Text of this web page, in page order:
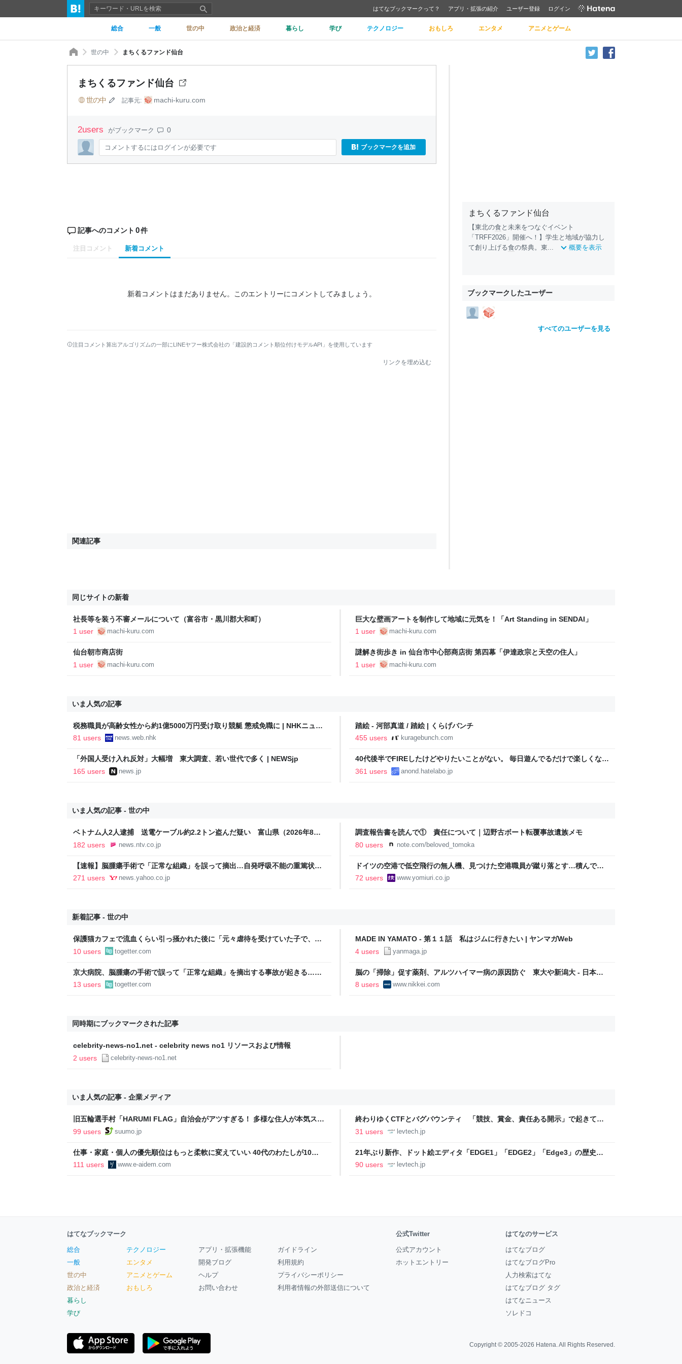
はてなブックマークって？ アプリ・拡張の紹介 ユーザー登録 ログイン
総合 一般 世の中 政治と経済 暮らし 学び テクノロジー おもしろ エンタメ アニメとゲーム
世の中 まちくるファンド仙台
まちくるファンド仙台
世の中 記事元: machi-kuru.com
2users がブックマーク 0
コメントするにはログインが必要です ブックマークを追加
記事へのコメント 0件
注目コメント 新着コメント
新着コメントはまだありません。 このエントリーにコメントしてみましょう。
注目コメント算出アルゴリズムの一部にLINEヤフー株式会社の「建設的コメント順位付けモデルAPI」を使用しています
リンクを埋め込む
関連記事
まちくるファンド仙台
【東北の食 と未来をつなぐイベント
「TRFF2026」開催へ！】学生と地域が協力し
て創り上げる食の祭典。東... 概要を表示
ブックマークしたユーザー
すべてのユーザーを見る
同じサイトの新着
社長等を装う不審メールについて（富谷市・黒川郡大和町）
1 user
machi-kuru.com
巨大な壁画アートを制作して地域に元気を！「Art Standing in SENDAI」
1 user
machi-kuru.com
仙台朝市商店街
1 user
machi-kuru.com
謎解き街歩き in 仙台市中心部商店街 第四幕「伊達政宗と天空の住人」
1 user
machi-kuru.com
いま人気の記事
税務職員が高齢女性から約1億5000万円受け取り競艇 懲戒免職に | NHKニュー
ス
81 users news.web.nhk
踏絵 - 河部真道 / 踏絵 | くらげバンチ
455 users
kuragebunch.com
「外国人受け入れ反対」大幅増 東大調査、若い世代で多く | NEWSjp
165 users
news.jp
40代後半でFIREしたけどやりたいことがない。 毎日遊んでるだけで楽しくな
い..
361 users anond.hatelabo.jp
いま人気の記事 - 世の中
ベトナム人2人逮捕 送電ケーブル約2.2トン盗んだ疑い 富山県（2026年8月7
日掲載）｜KNB NEWS NNN
182 users news.ntv.co.jp
調査報告書を読んで① 責任について｜辺野古ボート転覆事故遺族メモ
80 users
note.com/beloved_tomoka
【速報】脳腫瘍手術で「正常な組織」を誤って摘出…自発呼吸不能の重篤状態
に 「腫瘍でない」結果出ても“勘違い”で摘出継続 通常の生活送っていた患
271 users news.yahoo.co.jp
ドイツの空港で低空飛行の無人機、見つけた空港職員が蹴り落とす…積んでい
たのは高性能プラスチック爆弾
72 users www.yomiuri.co.jp
新着記事 - 世の中
保護猫カフェで流血くらい引っ掻かれた後に「元々虐待を受けていた子で、過
去にもお客さんに怪我させたことがあった」と説明された→カフェと投稿者の
10 users togetter.com
MADE IN YAMATO - 第１１話 私はジムに行きたい | ヤンマガWeb
4 users
yanmaga.jp
京大病院、脳腫瘍の手術で誤って「正常な組織」を摘出する事故が起きる…患
者は自発呼吸ができず、手足が動かない状態に「『脳外科医 竹田くん』かよ」
13 users togetter.com
脳の「掃除」促す薬剤、アルツハイマー病の原因防ぐ 東大や新潟大 - 日本経
済新聞
8 users www.nikkei.com
同時期にブックマークされた記事
celebrity-news-no1.net - celebrity news no1 リソースおよび情報
2 users
celebrity-news-no1.net
いま人気の記事 - 企業メディア
旧五輪選手村「HARUMI FLAG」自治会がアツすぎる！ 多様な住人が本気スキ
ルで挑む、盆踊り2万人集客や交通改善など“街の価値向上”戦略 東京・中央
99 users suumo.jp
終わりゆくCTFとバグバウンティ 「競技、賞金、責任ある開示」で起きてい
ること【フォーカス】 - レバテックLAB
31 users levtech.jp
仕事・家庭・個人の優先順位はもっと柔軟に変えていい 40代のわたしが10年
後の自分に伝えたいこと - りっすん by イーアイデム
111 users www.e-aidem.com
21年ぶり新作、ドット絵エディタ「EDGE1」「EDGE2」「Edge3」の歴史に
ついて作者に聞く【フォーカス】 - レバテックLAB
90 users levtech.jp
はてなブックマーク
総合
一般
世の中
政治と経済
暮らし
学び
テクノロジー
エンタメ
アニメとゲーム
おもしろ
アプリ・拡張機能
開発ブログ
ヘルプ
お問い合わせ
ガイドライン
利用規約
プライバシーポリシー
利用者情報の外部送信について
公式Twitter
公式アカウント
ホットエントリー
はてなのサービス
はてなブログ
はてなブログPro
人力検索はてな
はてなブログ タグ
はてなニュース
ソレドコ
Copyright © 2005-2026 Hatena. All Rights Reserved.